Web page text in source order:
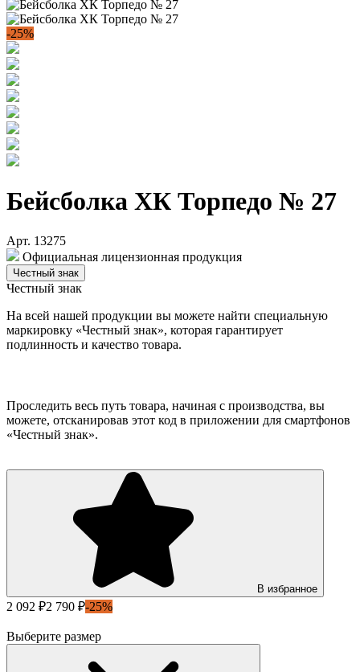
-25%
Бейсболка ХК Торпедо № 27
Арт. 13275
Официальная лицензионная продукция
Честный знак
Честный знак
На всей нашей продукции вы можете найти специальную
маркировку «Честный знак», которая гарантирует
подлинность и качество товара.
Проследить весь путь товара, начиная с производства, вы
можете, отсканировав этот код в приложении для смартфонов
«Честный знак».
В избранное
2 092 ₽2 790 ₽-25%
Выберите размер